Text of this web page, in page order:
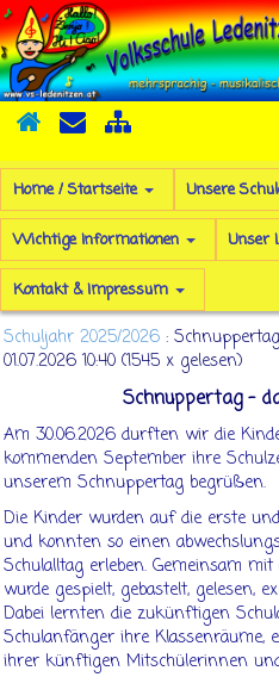
Home / Startseite Unsere
Wichtige Informationen Unser
Kontakt & Impressum
Schuljahr 2025/2026 : Schnuppertag
01.07.2026 10:40 (1545 x gelesen)
Schnuppertag -
Am 30.06.2026 durften wir die
kommenden September ihre
unserem Schnuppertag begrüßen.
Die Kinder wurden auf die erste
und konnten so einen
Schulalltag erleben. Gemeinsam
wurde gespielt, gebastelt, gelesen,
Dabei lernten die zukünftigen
Schulanfänger ihre Klassenräume,
ihrer künftigen Mitschülerinnen